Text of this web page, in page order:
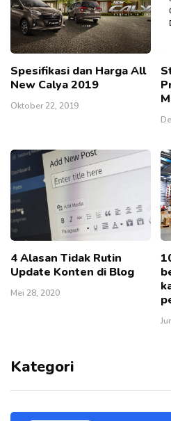
Spesifikasi dan Harga All
New Calya 2019
Oktober 22, 2019
4 Alasan Tidak Rutin
Update Konten di Blog
Mei 28, 2020
Kategori